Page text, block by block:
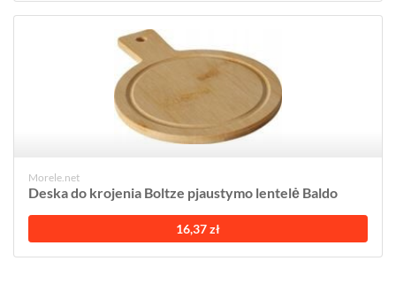
Morele.net
Deska do krojenia Boltze pjaustymo lentelė Baldo
16,37 zł